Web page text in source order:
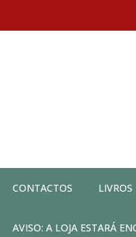
CONTACTOS LIVROS
AVISO: A LOJA ESTARÁ